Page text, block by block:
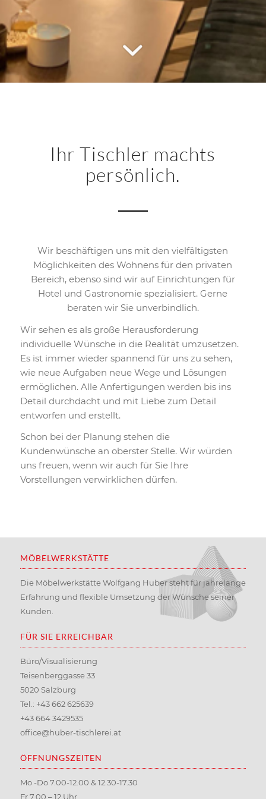
Ihr Tischler machts
persönlich.
Wir beschäftigen uns mit den vielfältigsten
Möglichkeiten des Wohnens für den privaten
Bereich, ebenso sind wir auf Einrichtungen für
Hotel und Gastronomie spezialisiert. Gerne
beraten wir Sie unverbindlich.
Wir sehen es als große Herausforderung
individuelle Wünsche in die Realität umzusetzen.
Es ist immer wieder spannend für uns zu sehen,
wie neue Aufgaben neue Wege und Lösungen
ermöglichen. Alle Anfertigungen werden bis ins
Detail durchdacht und mit Liebe zum Detail
entworfen und erstellt.
Schon bei der Planung stehen die
Kundenwünsche an oberster Stelle. Wir würden
uns freuen, wenn wir auch für Sie Ihre
Vorstellungen verwirklichen dürfen.
MÖBELWERKSTÄTTE
Die Möbelwerkstätte Wolfgang Huber steht für jahrelange
Erfahrung und flexible Umsetzung der Wünsche seiner
Kunden.
FÜR SIE ERREICHBAR
Büro/Visualisierung
Teisenberggasse 33
5020 Salzburg
Tel.: +43 662 625639
+43 664 3429535
office@huber-tischlerei.at
ÖFFNUNGSZEITEN
Mo -Do 7.00-12.00 & 12.30-17.30
Fr 7.00 – 12 Uhr